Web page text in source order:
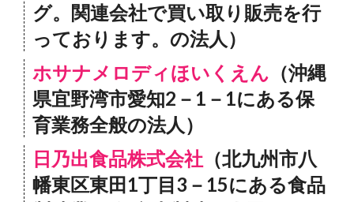
グ。関連会社で買い取り販売を行
っております。の法人）
ホサナメロディほいくえん （沖縄
県宜野湾市愛知2－1－1にある保
育業務全般の法人）
日乃出食品株式会社 （北九州市八
幡東区東田1丁目3－15にある食品